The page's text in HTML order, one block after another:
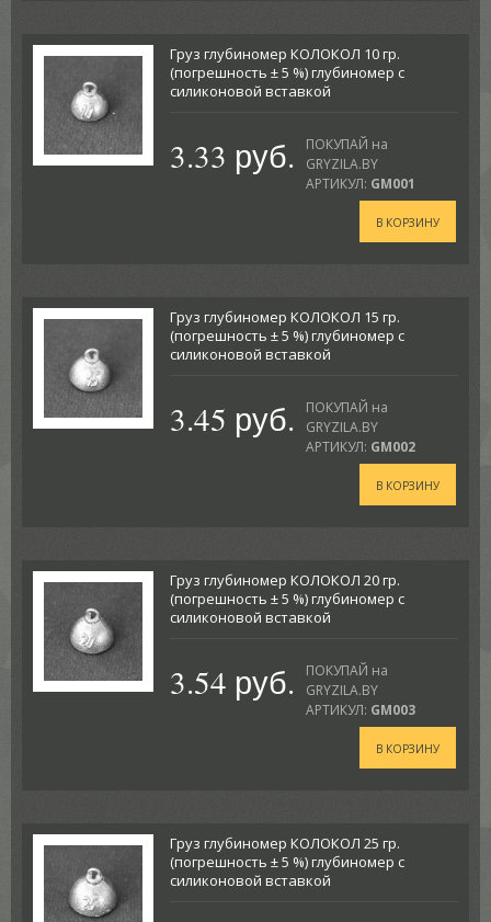
Груз глубиномер КОЛОКОЛ 10 гр.
(погрешность ± 5 %) глубиномер с
силиконовой вставкой
3.33 руб.
ПОКУПАЙ на
GRYZILA.BY
АРТИКУЛ: GM001
В КОРЗИНУ
Груз глубиномер КОЛОКОЛ 15 гр.
(погрешность ± 5 %) глубиномер с
силиконовой вставкой
3.45 руб.
ПОКУПАЙ на
GRYZILA.BY
АРТИКУЛ: GM002
В КОРЗИНУ
Груз глубиномер КОЛОКОЛ 20 гр.
(погрешность ± 5 %) глубиномер с
силиконовой вставкой
3.54 руб.
ПОКУПАЙ на
GRYZILA.BY
АРТИКУЛ: GM003
В КОРЗИНУ
Груз глубиномер КОЛОКОЛ 25 гр.
(погрешность ± 5 %) глубиномер с
силиконовой вставкой